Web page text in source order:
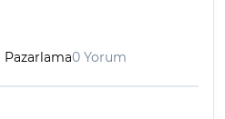
0 Yorum